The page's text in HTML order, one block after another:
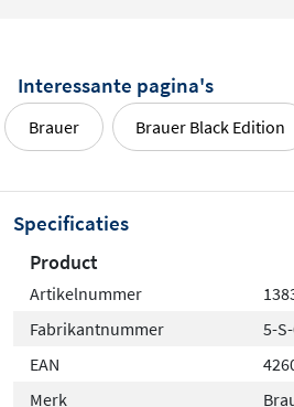
Interessante pagina's
Brauer Brauer Black Edition
Specificaties
Product
Artikelnummer
Fabrikantnummer
5-
EAN
Merk